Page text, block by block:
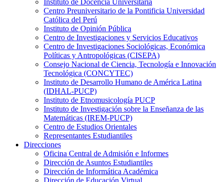
Instituto de Docencia Universitaria
Centro Preuniversitario de la Pontificia Universidad
Católica del Perú
Instituto de Opinión Pública
Centro de Investigaciones y Servicios Educativos
Centro de Investigaciones Sociológicas, Económica
Políticas y Antropológicas (CISEPA)
Consejo Nacional de Ciencia, Tecnología e Innovación
Tecnológica (CONCYTEC)
Instituto de Desarrollo Humano de América Latina
(IDHAL-PUCP)
Instituto de Etnomusicología PUCP
Instituto de Investigación sobre la Enseñanza de las
Matemáticas (IREM-PUCP)
Centro de Estudios Orientales
Representantes Estudiantiles
Direcciones
Oficina Central de Admisión e Informes
Dirección de Asuntos Estudiantiles
Dirección de Informática Académica
Dirección de Educación Virtual